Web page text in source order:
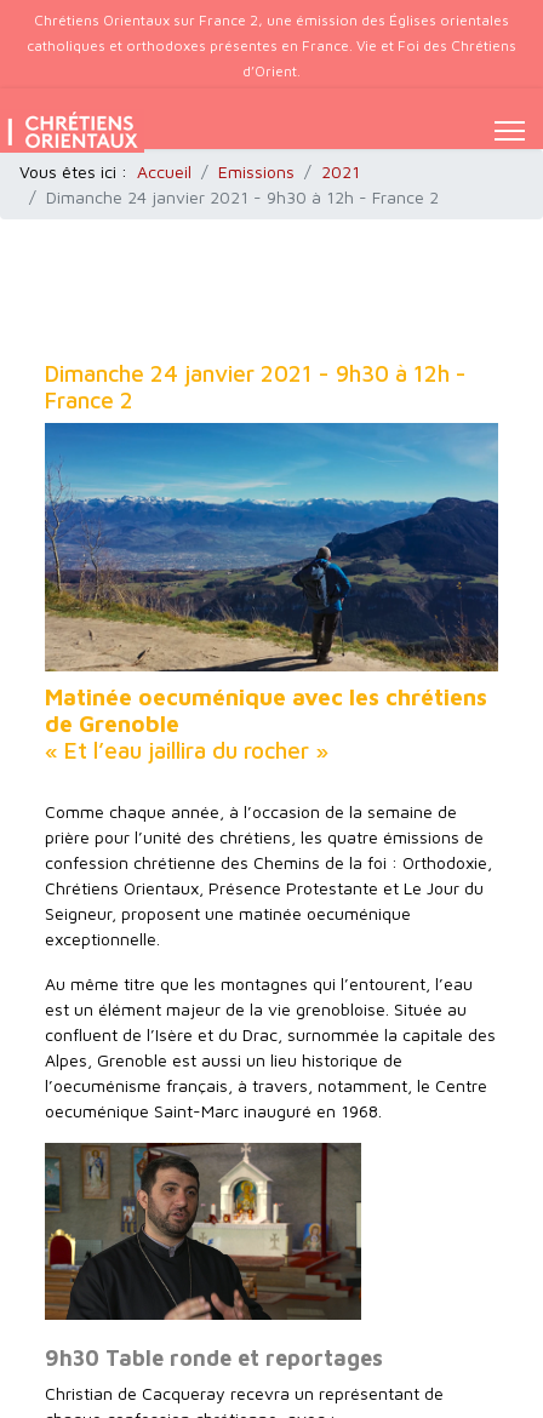
Chrétiens Orientaux sur France 2, une émission des Églises orientales
catholiques et orthodoxes présentes en France. Vie et Foi des Chrétiens
d’Orient.
Vous êtes ici : Accueil Emissions
2021
Dimanche 24 janvier 2021 - 9h30 à 12h - France 2
Dimanche 24 janvier 2021 - 9h30 à 12h -
France 2
Matinée oecuménique avec les chrétiens
de Grenoble
« Et l’eau jaillira du rocher »
Comme chaque année, à l’occasion de la semaine de
prière pour l’unité des chrétiens, les quatre émissions de
confession chrétienne des Chemins de la foi : Orthodoxie,
Chrétiens Orientaux, Présence Protestante et Le Jour du
Seigneur, proposent une matinée oecuménique
exceptionnelle.
Au même titre que les montagnes qui l’entourent, l’eau
est un élément majeur de la vie grenobloise. Située au
confluent de l’Isère et du Drac, surnommée la capitale des
Alpes, Grenoble est aussi un lieu historique de
l’oecuménisme français, à travers, notamment, le Centre
oecuménique Saint-Marc inauguré en 1968.
9h30 Table ronde et reportages
Christian de Cacqueray recevra un représentant de